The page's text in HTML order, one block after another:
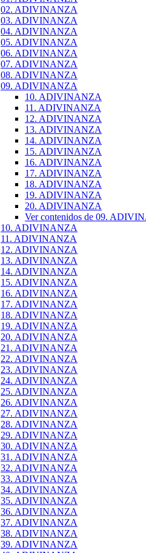
02. ADIVINANZA
03. ADIVINANZA
04. ADIVINANZA
05. ADIVINANZA
06. ADIVINANZA
07. ADIVINANZA
08. ADIVINANZA
09. ADIVINANZA
10. ADIVINANZA
11. ADIVINANZA
12. ADIVINANZA
13. ADIVINANZA
14. ADIVINANZA
15. ADIVINANZA
16. ADIVINANZA
17. ADIVINANZA
18. ADIVINANZA
19. ADIVINANZA
20. ADIVINANZA
Ver contenidos de 09.
10. ADIVINANZA
11. ADIVINANZA
12. ADIVINANZA
13. ADIVINANZA
14. ADIVINANZA
15. ADIVINANZA
16. ADIVINANZA
17. ADIVINANZA
18. ADIVINANZA
19. ADIVINANZA
20. ADIVINANZA
21. ADIVINANZA
22. ADIVINANZA
23. ADIVINANZA
24. ADIVINANZA
25. ADIVINANZA
26. ADIVINANZA
27. ADIVINANZA
28. ADIVINANZA
29. ADIVINANZA
30. ADIVINANZA
31. ADIVINANZA
32. ADIVINANZA
33. ADIVINANZA
34. ADIVINANZA
35. ADIVINANZA
36. ADIVINANZA
37. ADIVINANZA
38. ADIVINANZA
39. ADIVINANZA